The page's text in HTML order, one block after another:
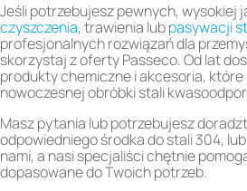
Jeśli potrzebujesz pewnych, wysokiej
czyszczenia, trawienia lubpasywacji
profesjonalnych rozwiązań dla
skorzystaj z oferty Passeco. Od lat
produkty chemiczne i akcesoria, które
nowoczesnej obróbki stali
Masz pytania lub potrzebujesz
odpowiedniego środka do stali 304,
nami, a nasi specjaliści chętnie
dopasowane do Twoich potrzeb.